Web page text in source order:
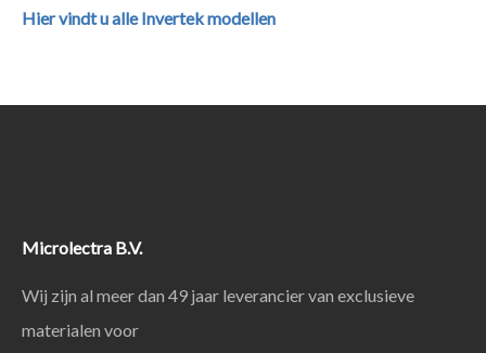
Hier vindt u alle Invertek modellen
Microlectra B.V.
Wij zijn al meer dan 49 jaar leverancier van exclusieve
materialen voor